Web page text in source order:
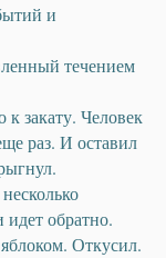
и
течением
закату. Человек
раз. И оставил
идет обратно.
Откусил.